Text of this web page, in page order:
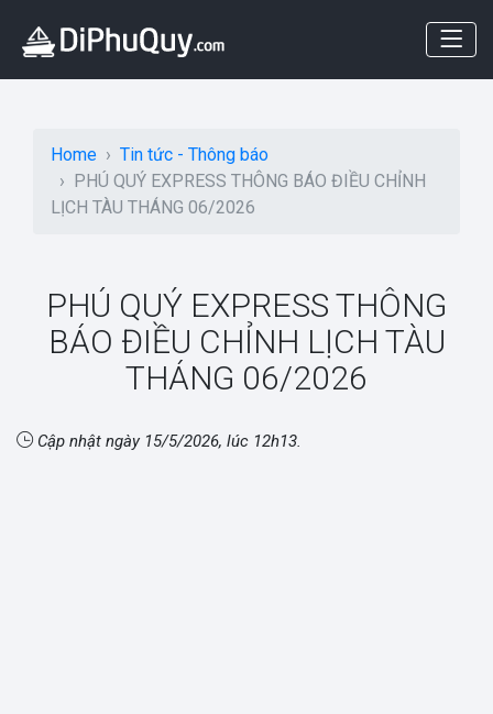
Home
Tin tức - Thông báo
PHÚ QUÝ EXPRESS THÔNG BÁO ĐIỀU CHỈNH
LỊCH TÀU THÁNG 06/2026
PHÚ QUÝ EXPRESS THÔNG
BÁO ĐIỀU CHỈNH LỊCH TÀU
THÁNG 06/2026
Cập nhật ngày 15/5/2026, lúc 12h13.